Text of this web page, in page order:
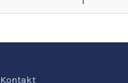
Kontakt